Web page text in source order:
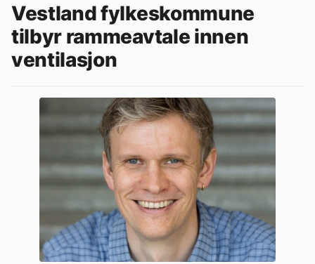
Vestland fylkeskommune
tilbyr rammeavtale innen
ventilasjon